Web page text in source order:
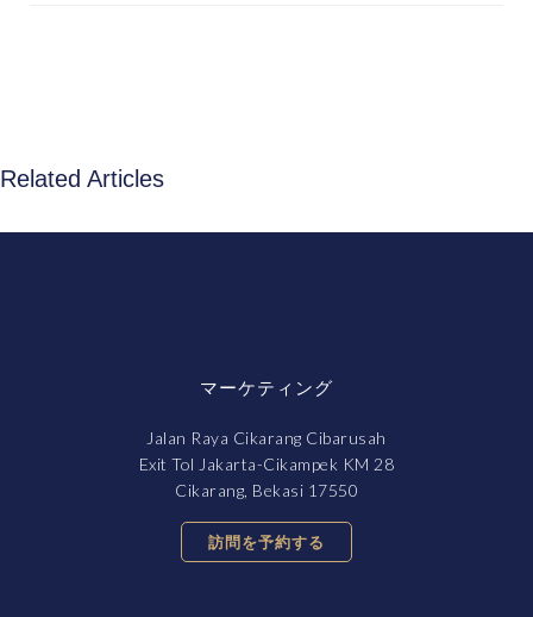
Related Articles
マーケティング
Jalan Raya Cikarang Cibarusah
Exit Tol Jakarta-Cikampek KM 28
Cikarang, Bekasi 17550
訪問を予約する